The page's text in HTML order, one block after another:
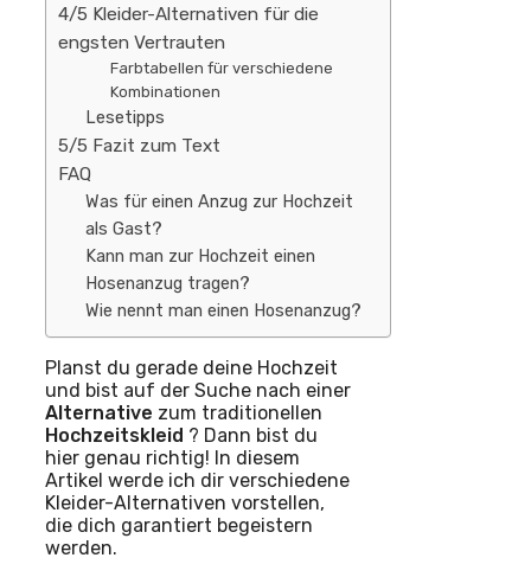
4/5 Kleider-Alternativen für die
engsten Vertrauten
Farbtabellen für verschiedene
Kombinationen
Lesetipps
5/5 Fazit zum Text
FAQ
Was für einen Anzug zur Hochzeit
als Gast?
Kann man zur Hochzeit einen
Hosenanzug tragen?
Wie nennt man einen Hosenanzug?
Planst du gerade deine Hochzeit
und bist auf der Suche nach einer
Alternative zum traditionellen
Hochzeitskleid ? Dann bist du
hier genau richtig! In diesem
Artikel werde ich dir verschiedene
Kleider-Alternativen vorstellen,
die dich garantiert begeistern
werden.